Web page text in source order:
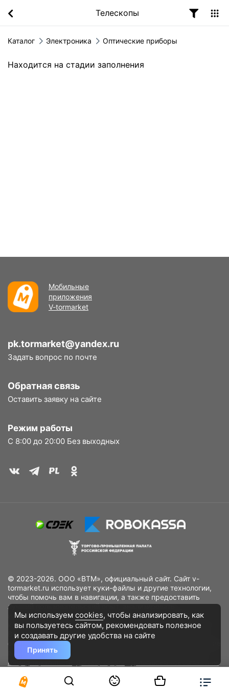
Телескопы
Каталог Электроника Оптические приборы
Находится на стадии заполнения
Мобильные
приложения
V-tormarket
pk.tormarket@yandex.ru
Задать вопрос по почте
Обратная связь
Оставить заявку на сайте
Режим работы
С 8:00 до 20:00 Без выходных
© 2023-2026. ООО «ВТМ», официальный сайт. Сайт v-
tormarket.ru использует куки-файлы и другие технологии,
чтобы помочь вам в навигации, а также предоставить
лучший пользовательский опыт, анализировать
использование наших продуктов и услуг, повысить
качество рекламных и маркетинговых активностей. Если
Вы не хотите, чтобы Ваши пользовательские данные
обрабатывались, пожалуйста, ограничьте их использование
в своём браузере.
конфиденциальности
Разработано DST Global
Мы используем cookies, чтобы анализировать, как
вы пользуетесь сайтом, рекомендовать полезное
и создавать другие удобства на сайте
Принять